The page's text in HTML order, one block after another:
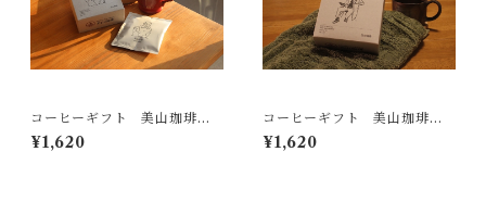
コーヒーギフト 美山珈琲
窓辺の朝光 ５P ドリップバ
ッグ スペシャルティコーヒ
¥1,620
コーヒーギフト 美山珈琲
都会の昼下がり ５P ドリッ
プバッグ スペシャルティコ
¥1,620